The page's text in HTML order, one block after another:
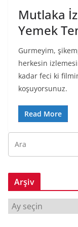
Mutlaka
Yemek
Gurmeyim,
herkesin
kadar feci ki
koşuyorsunuz.
Read More
Arşiv
r